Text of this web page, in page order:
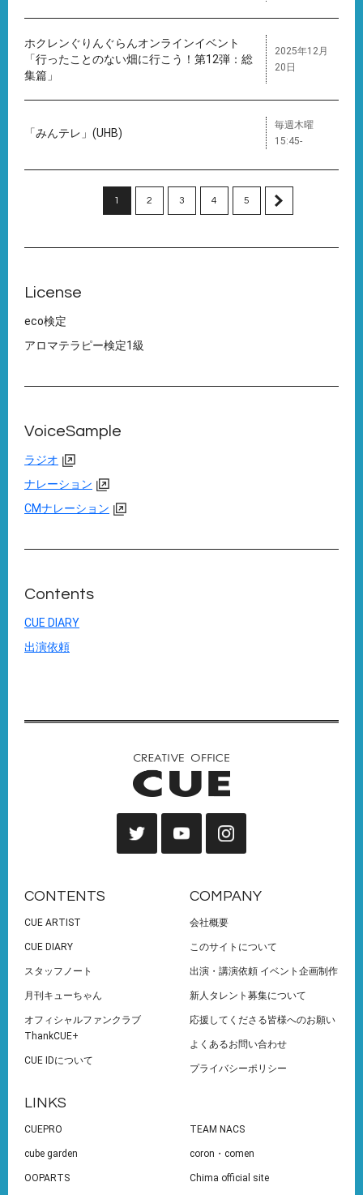
ホクレンぐりんぐらんオンラインイベント
「行ったことのない畑に行こう！第12弾：総
集篇」
2025年12月
20日
「みんテレ」(UHB)
毎週木曜
15:45-
1 2 3 4 5
License
eco検定
アロマテラピー検定1級
VoiceSample
ラジオ
ナレーション
CMナレーション
Contents
CUE DIARY
出演依頼
CONTENTS
CUE ARTIST
CUE DIARY
スタッフノート
月刊キューちゃん
オフィシャルファンクラブ
ThankCUE+
CUE IDについて
COMPANY
会社概要
このサイトについて
出演・講演依頼 イベント企画制作
新人タレント募集について
応援してくださる皆様へのお願い
よくあるお問い合わせ
プライバシーポリシー
LINKS
CUEPRO TEAM NACS
cube garden coron・comen
OOPARTS Chima official site